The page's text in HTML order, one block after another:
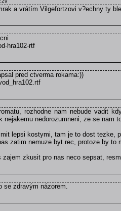
a vrátím Vilgefortzovi v?echny ty
hra102-rtf
pred ctverma rokama:))
rozhodne nam nebude vadit
nejakemu nedorozumneni, ze se
lepsi kostymi, tam je to dost tezke,
zatim nemuze byt rec, protoze by to
zkusit pro nas neco sepsat,
se zdravým názorem.